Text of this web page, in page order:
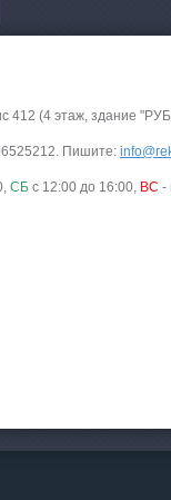
412 (4 этаж, здание
Пишите:
СБ с 12:00 до 16:00, ВС -